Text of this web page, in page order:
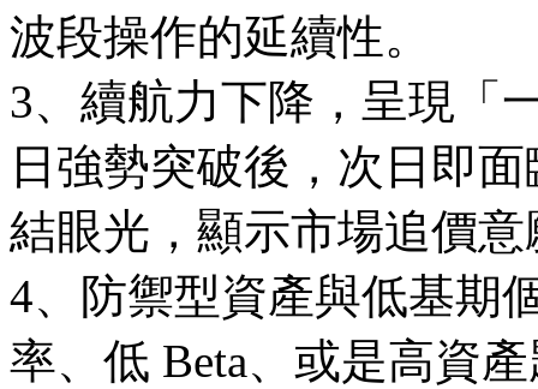
波段操作的延續性。
3、續航力下降，呈現「
日強勢突破後，次日即
結眼光，顯示市場追價
4、防禦型資產與低基期
率、低 Beta、或是高資